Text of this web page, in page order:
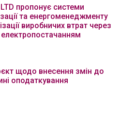
LTD пропонує системи
та енергоменеджменту
виробничих втрат через
електропостачанням
щодо внесення змін до
оподаткування